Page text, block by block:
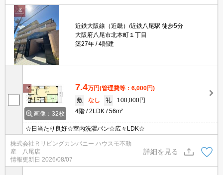
近鉄大阪線（近畿）/近鉄八尾駅 徒歩5分
大阪府八尾市北本町１丁目
築27年
4階建
画像：32枚
7.4万円(管理費等：6,000円)
敷
なし 礼
100,000円
4階
2LDK 56m²
☆日当たり良好☆室内洗濯パン☆広々LDK☆
株式会社Ｒリビングカンパニー ハウスモ不動
産 八尾店
情報更新日 2026/08/07
詳細を見る